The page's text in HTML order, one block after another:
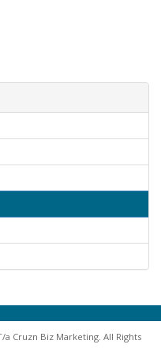
a Cruzn Biz Marketing. All Rights